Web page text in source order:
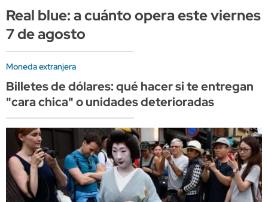
Real blue: a cuánto opera este viernes
7 de agosto
Moneda extranjera
Billetes de dólares: qué hacer si te entregan
"cara chica" o unidades deterioradas